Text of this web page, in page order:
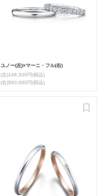
ユノー(左)×マーニ・フル(右)
(左)148,500円(税込)
(右)583,000円(税込)